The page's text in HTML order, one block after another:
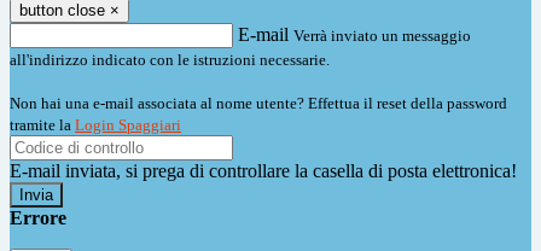
button close ×
E-mail Verrà inviato un messaggio
all'indirizzo indicato con le istruzioni necessarie.
Non hai una e-mail associata al nome utente? Effettua il reset della password
tramite la Login Spaggiari
E-mail inviata, si prega di controllare la casella di posta elettronica!
Errore